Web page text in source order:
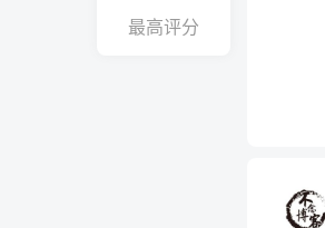
最高评分